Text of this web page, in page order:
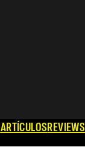
ARTÍCULOSREVIEWS